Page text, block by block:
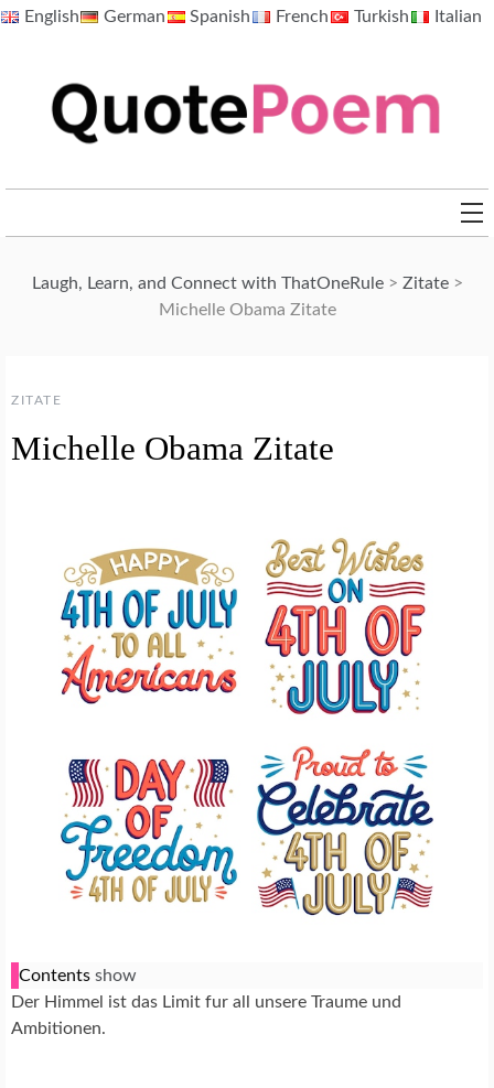
SkipEnglish German Spanish French Turkish Italian
Laugh, Learn, and Connect with ThatOneRule> Zitate>
Michelle Obama Zitate
ZITATE
Michelle Obama Zitate
Contents show
Der Himmel ist das Limit fur all unsere Traume und
Ambitionen.